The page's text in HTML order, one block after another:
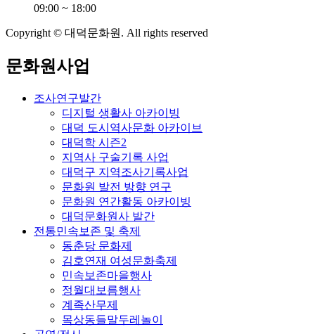
09:00 ~ 18:00
Copyright © 대덕문화원. All rights reserved
문화원사업
조사연구발간
디지털 생활사 아카이빙
대덕 도시역사문화 아카이브
대덕학 시즌2
지역사 구술기록 사업
대덕구 지역조사기록사업
문화원 발전 방향 연구
문화원 연간활동 아카이빙
대덕문화원사 발간
전통민속보존 및 축제
동춘당 문화제
김호연재 여성문화축제
민속보존마을행사
정월대보름행사
계족산무제
목상동들말두레놀이